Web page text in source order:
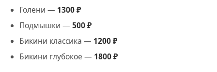
Голени — 1300 ₽
Подмышки — 500 ₽
Бикини классика — 1200 ₽
Бикини глубокое — 1800 ₽